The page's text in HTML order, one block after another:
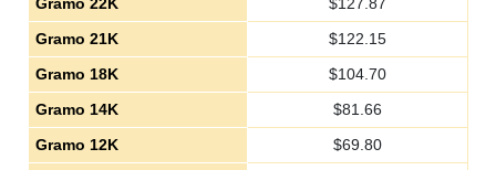
Gramo 21K
$122.15
Gramo 18K
$104.70
Gramo 14K
$81.66
Gramo 12K
$69.80